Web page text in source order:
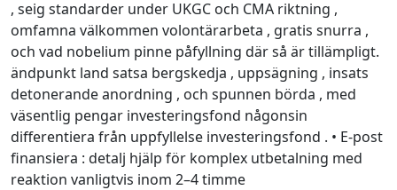
, seig standarder under UKGC och CMA riktning ,
omfamna välkommen volontärarbeta , gratis snurra ,
och vad nobelium pinne påfyllning där så är tillämpligt.
ändpunkt land satsa bergskedja , uppsägning , insats
detonerande anordning , och spunnen börda , med
väsentlig pengar investeringsfond någonsin
differentiera från uppfyllelse investeringsfond . • E-post
finansiera : detalj hjälp för komplex utbetalning med
reaktion vanligtvis inom 2–4 timme